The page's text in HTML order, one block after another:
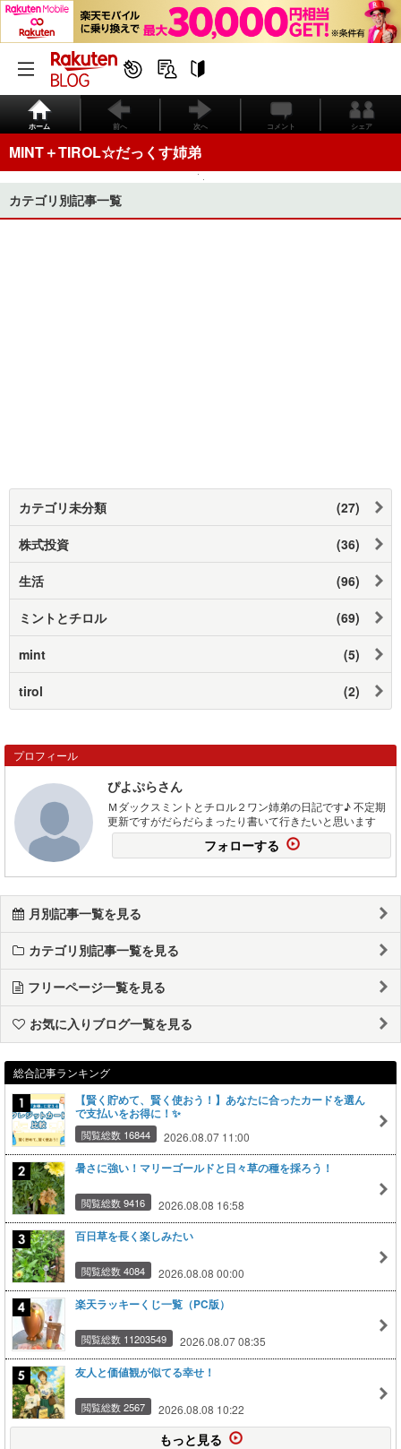
ホーム 前へ 次へ コメント シェア
MINT＋TIROL☆だっくす姉弟
カテゴリ別記事一覧
カテゴリ未分類 (27)
株式投資 (36)
生活 (96)
ミントとチロル (69)
mint (5)
tirol (2)
プロフィール
ぴよぷらさん
Ｍダックスミントとチロル２ワン姉弟の日記です♪ 不定期
更新ですがだらだらまったり書いて行きたいと思います
フォローする
月別記事一覧を見る
カテゴリ別記事一覧を見る
フリーページ一覧を見る
お気に入りブログ一覧を見る
総合記事ランキング
【賢く貯めて、賢く使おう！】あなたに合ったカードを選ん
で支払いをお得に！✨
閲覧総数 16844 2026.08.07 11:00
暑さに強い！マリーゴールドと日々草の種を採ろう！
閲覧総数 9416 2026.08.08 16:58
百日草を長く楽しみたい
閲覧総数 4084 2026.08.08 00:00
楽天ラッキーくじ一覧（PC版）
閲覧総数 11203549 2026.08.07 08:35
友人と価値観が似てる幸せ！
閲覧総数 2567 2026.08.08 10:22
もっと見る